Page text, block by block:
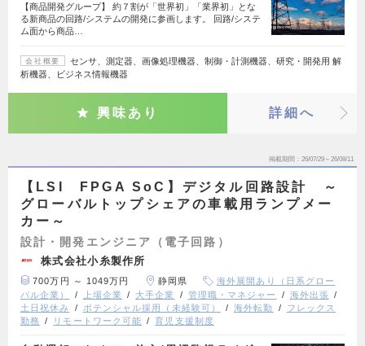
【商品開発グループ】 約７割が「世界初」「業界初」とな
る新商品の回路/システムの開発に参画します。 回路/システ
ム面から商品…
会社概要
センサ、測定器、画像処理機器、制御・計測機器、研究・開発用 解
析機器、ビジネス情報機器
興味あり 詳細へ
掲載期間 26/07/29～26/08/11
【LSI FPGA SoC】デジタル回路設計 ～
グローバルトップシェアの車載用ランプメー
カー～
設計・開発エンジニア（電子回路）
株式会社小糸製作所
700万円 ～ 1049万円 静岡県
海外展開あり（日系グロー
バル企業）
上場企業 大手企業 管理職・マネジャー
海外出張
土日祝休み
ポテンシャル採用（未経験可） 海外転勤
フレックス
勤務
リモートワーク可能 育児支援制度